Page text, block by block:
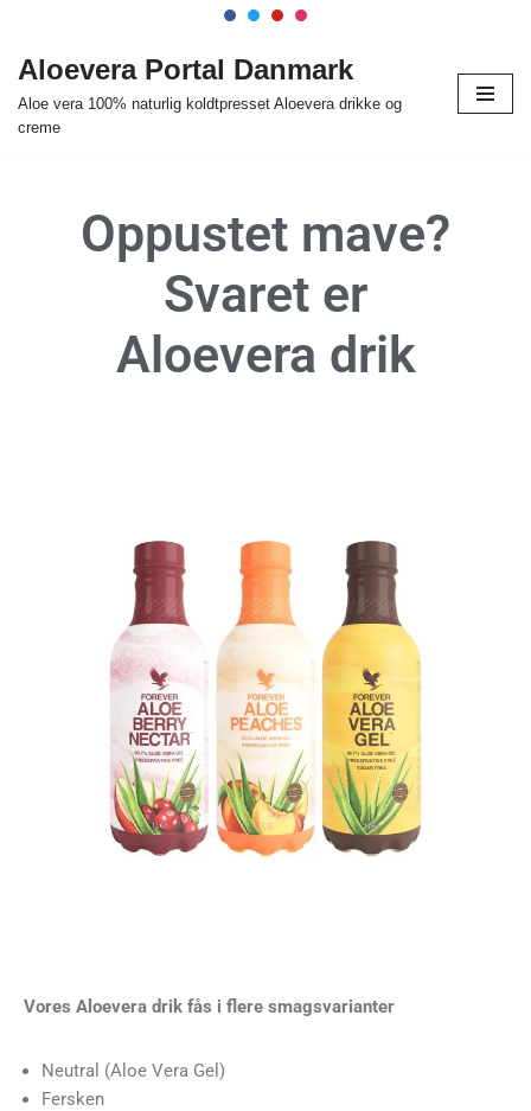
Spring
indhold
Aloevera Portal Danmark
Aloe vera 100% naturlig koldtpresset Aloevera drikke og
creme
Oppustet mave?
Svaret er
Aloevera drik
Vores Aloevera drik fås i flere smagsvarianter
Neutral (Aloe Vera Gel)
Fersken